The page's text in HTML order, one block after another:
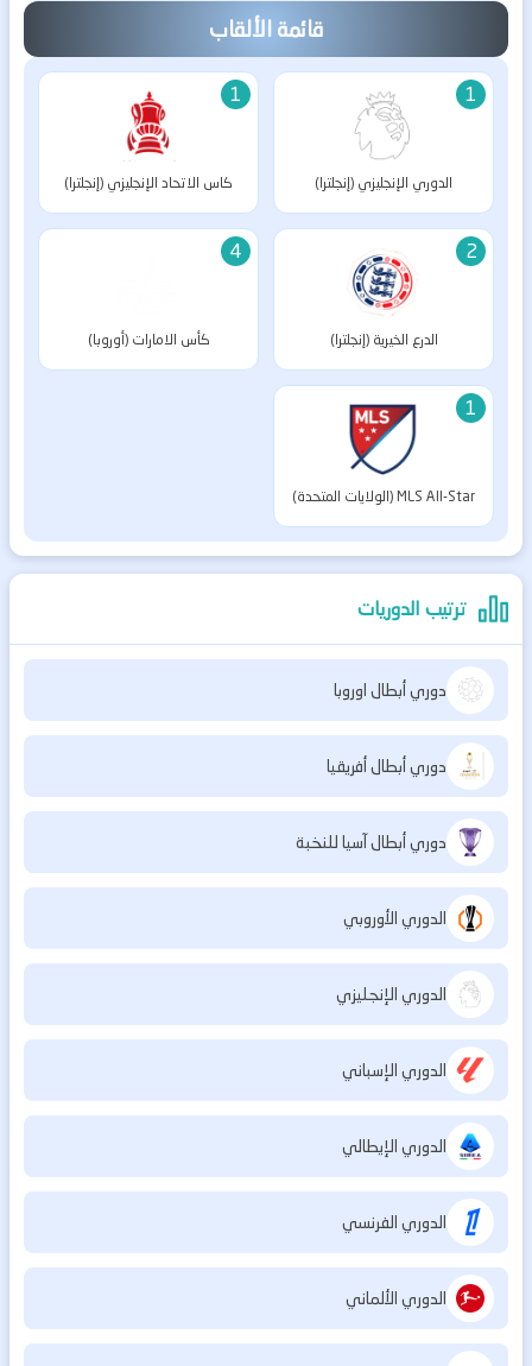
قائمة الألقاب
1
الدوري الإنجليزي (إنجلترا)
1
كاس الاتحاد الإنجليزي (إنجلترا)
2
الدرع الخيرية (إنجلترا)
4
كأس الامارات (أوروبا)
1
MLS All-Star (الولايات المتحدة)
ترتيب الدوريات
دوري أبطال اوروبا
دوري أبطال أفريقيا
دوري أبطال آسيا للنخبة
الدوري الأوروبي
الدوري الإنجليزي
الدوري الإسباني
الدوري الإيطالي
الدوري الفرنسي
الدوري الألماني